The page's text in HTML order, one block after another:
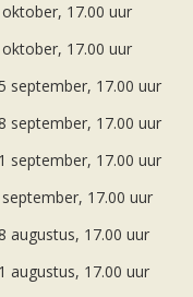
17.00 uur
17.00 uur
september, 17.00 uur
september, 17.00 uur
september, 17.00 uur
17.00 uur
augustus, 17.00 uur
augustus, 17.00 uur